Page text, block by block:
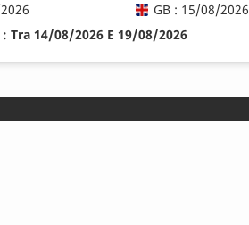
GB : 15/08/2026
Tra 14/08/2026 E 19/08/2026